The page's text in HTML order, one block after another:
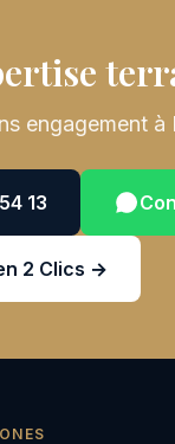
engagement à
13
2 Clics →